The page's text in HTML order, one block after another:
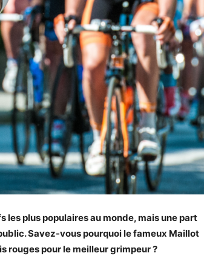
les plus populaires au monde, maisune part
Savez-vous pourquoi le fameux Maillot
rouges pour le meilleur grimpeur ?